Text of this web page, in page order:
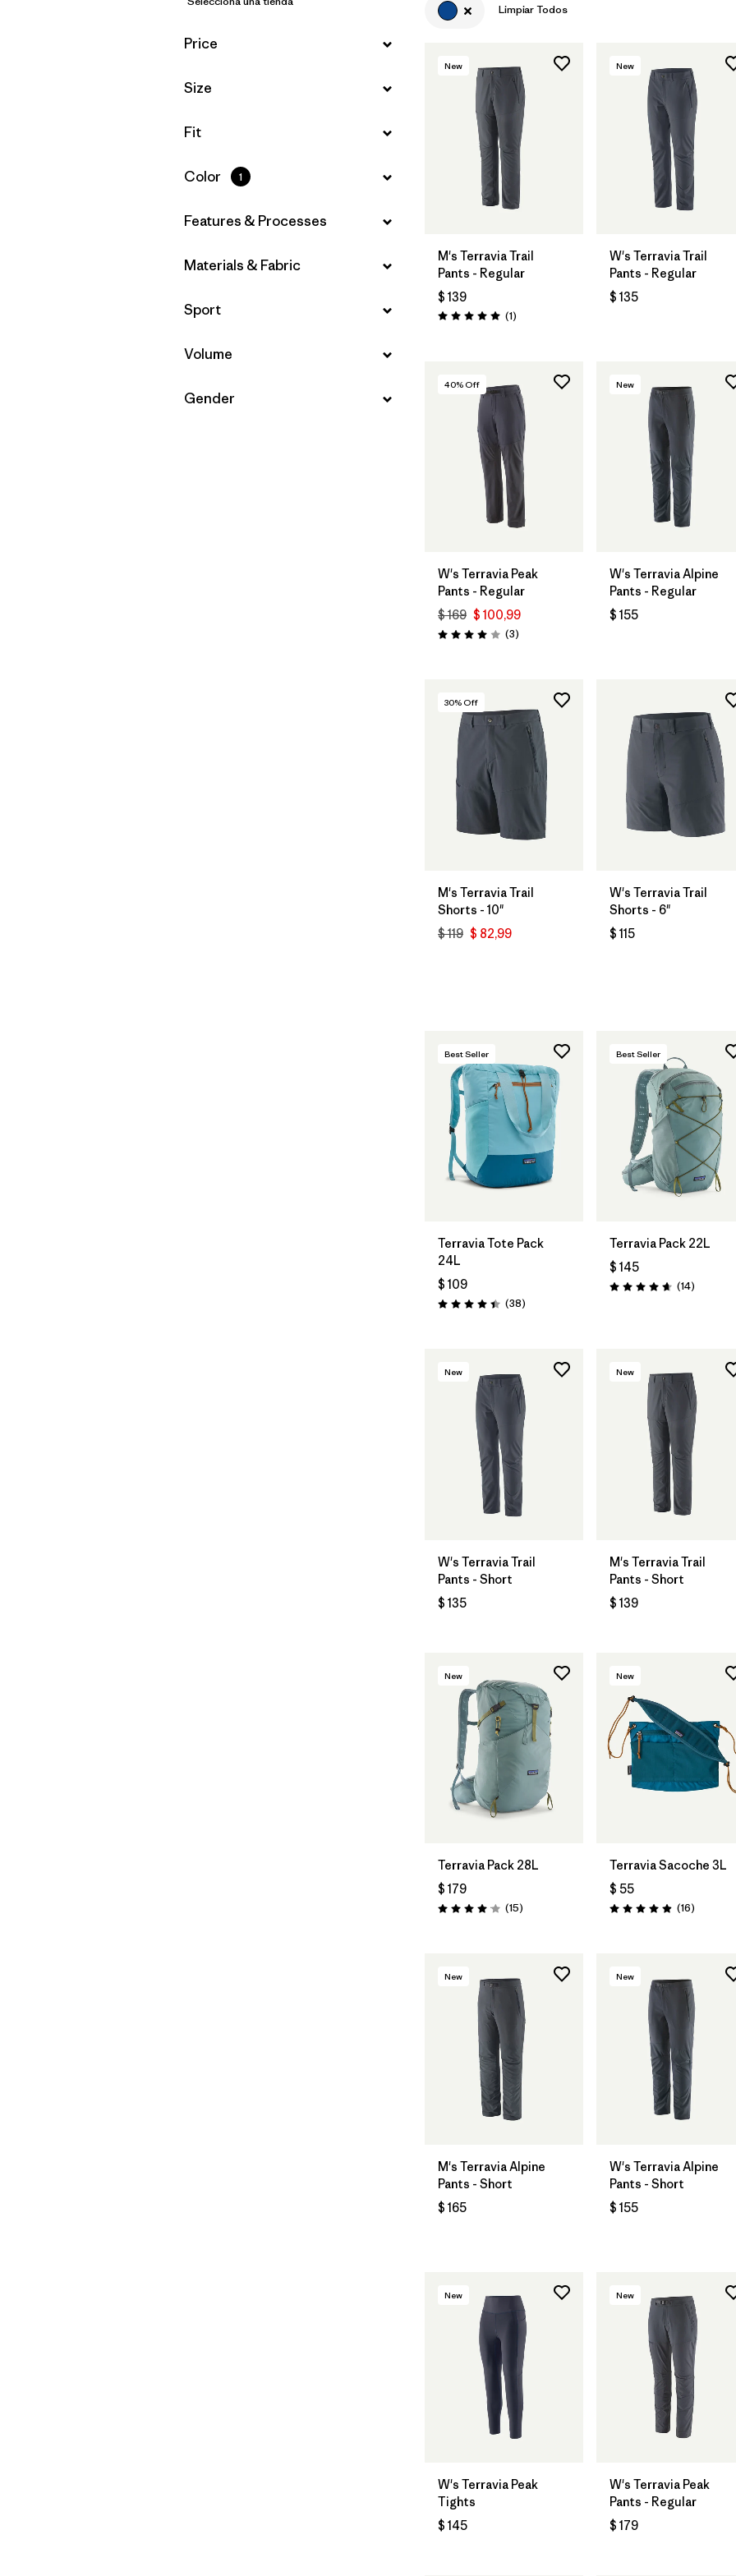
Filtrar por
Sport
Filtrar por
Volume
Filtrar por
Gender
Filtrar por
Price
Filtrar por
Size
Filtrar por
Fit
Filtrar por
Color 1
Filtrar por
Features & Processes
Filtrar por
Materials & Fabric
Filtrar por
Sport
Filtrar por
Volume
Filtrar por
Gender
Limpiar Todos
New
M's Terravia Trail
Pants - Regular
$ 139
Valoración: 5.0 / 5
(1Comentarios
)
New
W's Terravia Trail
Pants - Regular
$ 135
40% Off
W's Terravia Peak
Pants - Regular
$ 169 $ 100,99
Valoración: 4.0 / 5
(3Comentarios
)
New
W's Terravia Alpine
Pants - Regular
$ 155
30% Off
M's Terravia Trail
Shorts - 10"
$ 119 $ 82,99
W's Terravia Trail
Shorts - 6"
$ 115
Agregar a la
Bolsa
Best Seller
Terravia Tote Pack
24L
$ 109
Valoración: 4.4 / 5
(38Comentarios
)
Best Seller
Terravia Pack 22L
$ 145
Valoración: 4.6 / 5
(14)
New
W's Terravia Trail
Pants - Short
$ 135
New
M's Terravia Trail
Pants - Short
$ 139
New
Terravia Pack 28L
$ 179
Valoración: 4.1 / 5
(15Comentarios
)
Agregar a la
New
Terravia Sacoche 3L
$ 55
Valoración: 4.9 / 5
(16)
New
M's Terravia Alpine
Pants - Short
$ 165
New
W's Terravia Alpine
Pants - Short
$ 155
New
W's Terravia Peak
Tights
$ 145
New
W's Terravia Peak
Pants - Regular
$ 179